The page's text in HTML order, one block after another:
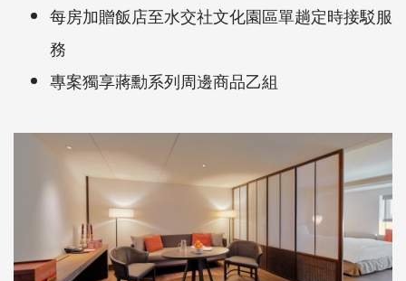
每房加贈飯店至水交社文化園區單趟定時接駁服
務
專案獨享蔣勳系列周邊商品乙組